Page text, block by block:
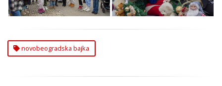
novobeogradska bajka